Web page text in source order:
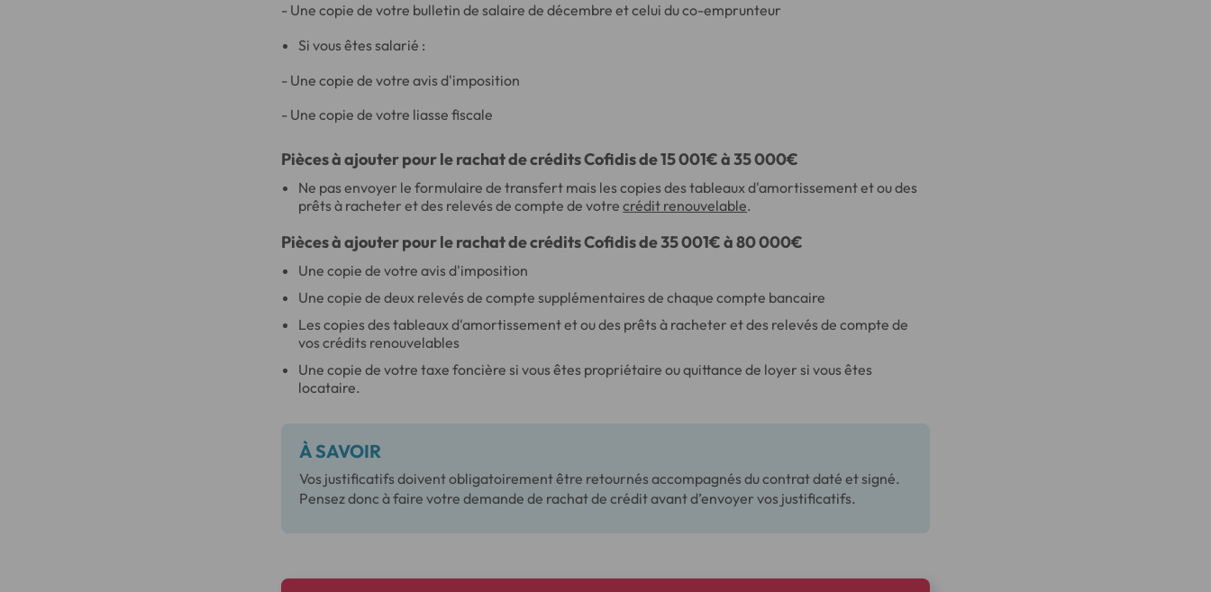
- Une copie de votre bulletin de salaire de décembre et celui du co-emprunteur
Si vous êtes salarié :
- Une copie de votre avis d'imposition
- Une copie de votre liasse fiscale
Pièces à ajouter pour le rachat de crédits Cofidis de 15 001€ à 35 000€
Ne pas envoyer le formulaire de transfert mais les copies des tableaux d'amortissement et ou des
prêts à racheter et des relevés de compte de votrecrédit renouvelable.
Pièces à ajouter pour le rachat de crédits Cofidis de 35 001€ à 80 000€
Une copie de votre avis d'imposition
Une copie de deux relevés de compte supplémentaires de chaque compte bancaire
Les copies des tableaux d'amortissement et ou des prêts à racheter et des relevés de compte de
vos crédits renouvelables
Une copie de votre taxe foncière si vous êtes propriétaire ou quittance de loyer si vous êtes
locataire.
À SAVOIR
Vos justificatifs doivent obligatoirement être retournés accompagnés du contrat daté et signé.
Pensez donc à faire votre demande de rachat de crédit avant d’envoyer vos justificatifs.